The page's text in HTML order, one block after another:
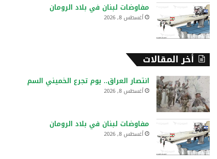
مفاوضات لبنان في بلاد الرومان
أغسطس 8, 2026
أخر المقالات
انتصار العراق.. يوم تجرع الخميني السم
أغسطس 8, 2026
مفاوضات لبنان في بلاد الرومان
أغسطس 8, 2026